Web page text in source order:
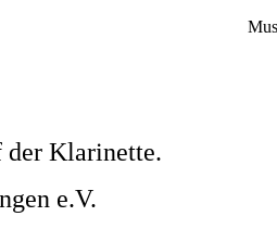
der Klarinette.
e.V.